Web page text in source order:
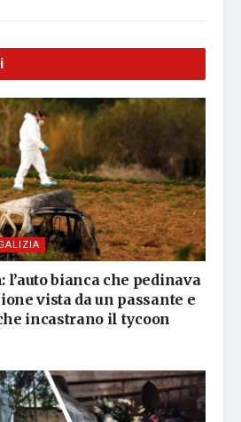
l’auto bianca che pedinava
vista da un passante e
incastrano il tycoon